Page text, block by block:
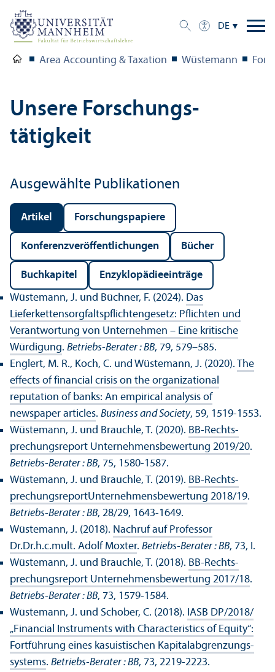
DE
Area Accounting & Taxation Wüstemann
Unsere Forschungs­
tätigkeit
Ausgewählte Publikationen
Artikel Forschungs­papiere
Konferenz­veröffentlichungen Bücher
Buchkapitel
En­zyklopädieeinträge
Wüstemann, J. und Büchner, F. (2024). Das
Lieferkettensorgfaltspflichtengesetz: Pflichten und
Verantwortung von Unter­nehmen – Eine kritische
Würdigung. Betriebs-Berater : BB, 79, 579–585.
Englert, M. R., Koch, C. und Wüstemann, J. (2020). The
effects of financial crisis on the organizational
reputation of banks: An empirical analysis of
newspaper articles. Business and Society, 59, 1519-1553.
Wüstemann, J. und Brauchle, T. (2020). BB-Rechts­
prechungs­report Unter­nehmens­bewertung 2019/20.
Betriebs-Berater : BB, 75, 1580-1587.
Wüstemann, J. und Brauchle, T. (2019). BB-Rechts­
prechungs­report­Unter­nehmens­bewertung 2018/19.
Betriebs-Berater : BB, 28/29, 1643-1649.
Wüstemann, J. (2018). Nachruf auf Professor
Dr.Dr.h.c.mult. Adolf Moxter. Betriebs-Berater : BB, 73, I.
Wüstemann, J. und Brauchle, T. (2018). BB-Rechts­
prechungs­report Unter­nehmens­bewertung 2017/18.
Betriebs-Berater : BB, 73, 1579-1584.
Wüstemann, J. und Schober, C. (2018). IASB DP/2018/
„Financial Instruments with Characteristics of Equity“:
Fortführung eines kasuistischen Kapitalabgrenzungs­
systems. Betriebs-Berater : BB, 73, 2219-2223.